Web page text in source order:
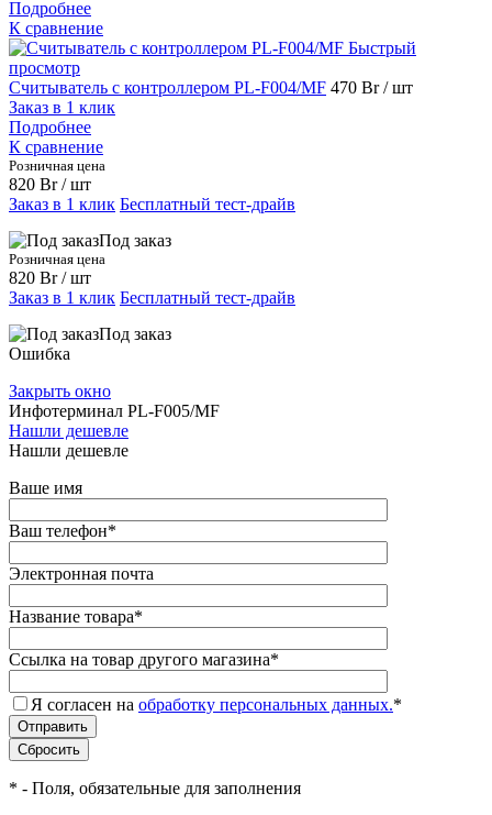
Подробнее
К сравнение
Быстрый
просмотр
Считыватель с контроллером PL-F004/MF 470 Br/ шт
Заказ в 1 клик
Подробнее
К сравнение
Розничная цена
820 Br / шт
Заказ в 1 клик Бесплатный тест-драйв
Под заказ
Розничная цена
820 Br / шт
Заказ в 1 клик Бесплатный тест-драйв
Под заказ
Ошибка
Закрыть окно
Инфотерминал PL-F005/MF
Нашли дешевле
Нашли дешевле
Ваше имя
Ваш телефон*
Электронная почта
Название товара*
Ссылка на товар другого магазина*
Я согласен на обработку персональных данных.*
* - Поля, обязательные для заполнения